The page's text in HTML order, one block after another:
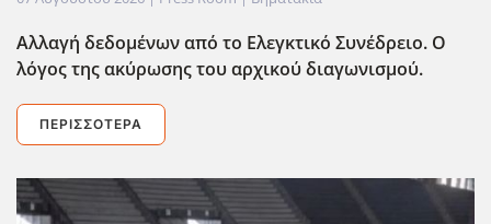
Αλλαγή δεδομένων από το Ελεγκτικό Συνέδρειο. Ο
λόγος της ακύρωσης του αρχικού διαγωνισμού.
ΠΕΡΙΣΣΌΤΕΡΑ